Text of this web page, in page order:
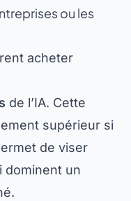
ou les
acheter
de l’IA. Cette
supérieur si
de viser
dominent un